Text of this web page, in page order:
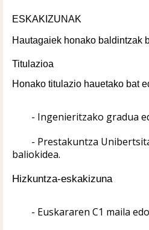
ESKAKIZUNAK
Hautagaiek honako baldintzak
Titulazioa
Honako titulazio hauetako bat
- Ingenieritzako gradua
- Prestakuntza
baliokidea.
Hizkuntza-eskakizuna
- Euskararen C1 maila